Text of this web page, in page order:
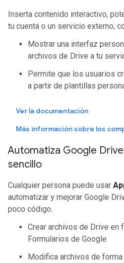
Inserta contenido interactivo,
tu cuenta o un servicio externo,
Mostrar una interfaz
archivos de Drive a tu
Permite que los usuarios
a partir de plantillas
Ver la documentación
Más información sobre los
Automatiza Google
sencillo
Cualquier persona puede usar
automatizar y mejorar Google
poco código.
Crear archivos de Drive en
Formularios de Google
Modifica archivos de forma